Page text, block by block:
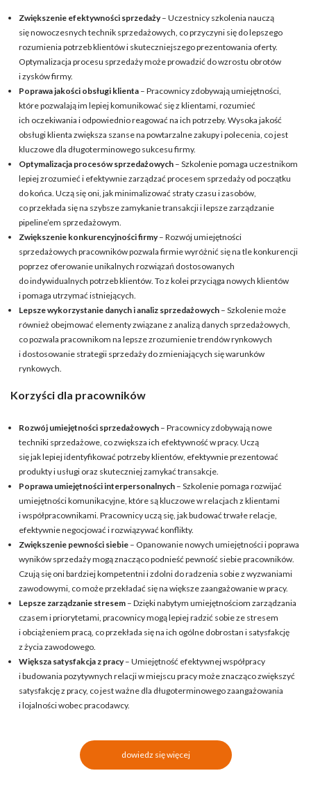
Zwiększenie efektywności sprzedaży– Uczestnicy szkolenia nauczą
się nowoczesnych technik sprzedażowych, co przyczyni się do lepszego
rozumienia potrzeb klientów i skuteczniejszego prezentowania oferty.
Optymalizacja procesu sprzedaży może prowadzić do wzrostu obrotów
i zysków firmy.
Poprawa jakości obsługi klienta – Pracownicy zdobywają umiejętności,
które pozwalają im lepiej komunikować się z klientami, rozumieć
ich oczekiwania i odpowiednio reagować na ich potrzeby. Wysoka jakość
obsługi klienta zwiększa szanse na powtarzalne zakupy i polecenia, co jest
kluczowe dla długoterminowego sukcesu firmy.
Optymalizacja procesów sprzedażowych – Szkolenie pomaga uczestnikom
lepiej zrozumieć i efektywnie zarządzać procesem sprzedaży od początku
do końca. Uczą się oni, jak minimalizować straty czasu i zasobów,
co przekłada się na szybsze zamykanie transakcji i lepsze zarządzanie
pipeline’em sprzedażowym.
Zwiększenie konkurencyjności firmy– Rozwój umiejętności
sprzedażowych pracowników pozwala firmie wyróżnić się na tle konkurencji
poprzez oferowanie unikalnych rozwiązań dostosowanych
do indywidualnych potrzeb klientów. To z kolei przyciąga nowych klientów
i pomaga utrzymać istniejących.
Lepsze wykorzystanie danych i analiz sprzedażowych – Szkolenie może
również obejmować elementy związane z analizą danych sprzedażowych,
co pozwala pracownikom na lepsze zrozumienie trendów rynkowych
i dostosowanie strategii sprzedaży do zmieniających się warunków
rynkowych.
Korzyści dla pracowników
Rozwój umiejętności sprzedażowych – Pracownicy zdobywają nowe
techniki sprzedażowe, co zwiększa ich efektywność w pracy. Uczą
się jak lepiej identyfikować potrzeby klientów, efektywnie prezentować
produkty i usługi oraz skuteczniej zamykać transakcje.
Poprawa umiejętności interpersonalnych – Szkolenie pomaga rozwijać
umiejętności komunikacyjne, które są kluczowe w relacjach z klientami
i współpracownikami. Pracownicy uczą się, jak budować trwałe relacje,
efektywnie negocjować i rozwiązywać konflikty.
Zwiększenie pewności siebie – Opanowanie nowych umiejętności i poprawa
wyników sprzedaży mogą znacząco podnieść pewność siebie pracowników.
Czują się oni bardziej kompetentni i zdolni do radzenia sobie z wyzwaniami
zawodowymi, co może przekładać się na większe zaangażowanie w pracy.
Lepsze zarządzanie stresem – Dzięki nabytym umiejętnościom zarządzania
czasem i priorytetami, pracownicy mogą lepiej radzić sobie ze stresem
i obciążeniem pracą, co przekłada się na ich ogólne dobrostan i satysfakcję
z życia zawodowego.
Większa satysfakcja z pracy– Umiejętność efektywnej współpracy
i budowania pozytywnych relacji w miejscu pracy może znacząco zwiększyć
satysfakcję z pracy, co jest ważne dla długoterminowego zaangażowania
i lojalności wobec pracodawcy.
dowiedz się więcej